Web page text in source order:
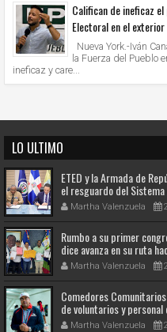
Califican de ineficaz
Electoral en el exterior
Nueva York.-Iván
la Fuerza del Pueblo
ineficaz y care...
LO ULTIMO
ETED y la Armada de
el resguardo del
fortalecimiento de
Martha Valenzuela
Rumbo a su primer
dice avanza en su ruta
Martha Valenzuela
Comedores
de voluntarios y
Caribe Santo Domingo
Martha Valenzuela